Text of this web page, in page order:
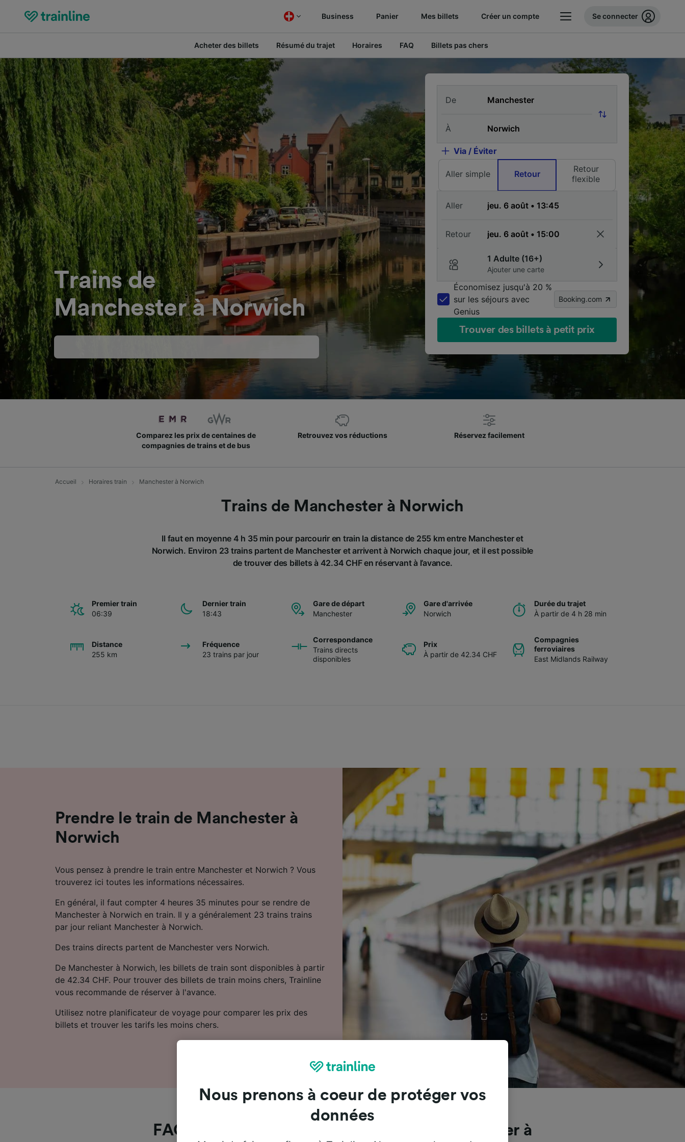
Business Panier Mes billets Créer un compte Se connecter
Acheter des billets Résumé du trajet Horaires FAQ Billets pas chers
Trains de
Manchester à Norwich
De
À
Via / Éviter
Aller simple Retour
Retour
flexible
Aller
Retour
1 Adulte (16+)
Ajouter une carte
Économisez jusqu'à 20 %
sur les séjours avec
Genius
Booking.com
Trouver des billets à petit prix
Comparez les prix de centaines de
compagnies de trains et de bus
Retrouvez vos réductions Réservez facilement
Accueil Horaires train Manchester à Norwich
Trains de Manchester à Norwich
Il faut en moyenne 4 h 35 min pour parcourir en train la distance de 255 km entre Manchester et
Norwich. Environ 23 trains partent de Manchester et arrivent à Norwich chaque jour, et il est possible
de trouver des billets à 42.34 CHF en réservant à l’avance.
Premier train
06:39
Dernier train
18:43
Gare de départ
Manchester
Gare d'arrivée
Norwich
Durée du trajet
À partir de 4 h 28 min
Distance
255 km
Fréquence
23 trains par jour
Correspondance
Trains directs
disponibles
Prix
À partir de 42.34 CHF
Compagnies
ferroviaires
East Midlands Railway
Prendre le train de Manchester à
Norwich
Vous pensez à prendre le train entre Manchester et Norwich ? Vous
trouverez ici toutes les informations nécessaires.
En général, il faut compter 4 heures 35 minutes pour se rendre de
Manchester à Norwich en train. Il y a généralement 23 trains trains
par jour reliant Manchester à Norwich.
Des trains directs partent de Manchester vers Norwich.
De Manchester à Norwich, les billets de train sont disponibles à partir
de 42.34 CHF. Pour trouver des billets de train moins chers, Trainline
vous recommande de réserver à l'avance.
Utilisez notre planificateur de voyage pour comparer les prix des
billets et trouver les tarifs les moins chers.
FAQs à propos des trajets en train de Manchester à
Nous prenons à coeur de protéger vos
données